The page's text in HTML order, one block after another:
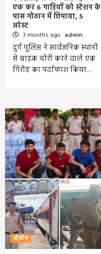
एक कर 6 गाड़ियों को स्टेशन के
पास गोठान में छिपाया, 5
अरेस्ट
3 months ago admin
दुर्ग पुलिस ने सार्वजनिक स्थानों
से बाइक चोरी करने वाले एक
गिरोह का पर्दाफाश किया…
क्षेत्रीय